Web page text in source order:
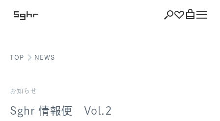
ショッピング
TOP NEWS
お知らせ
Sghr 情報便 Vol.2